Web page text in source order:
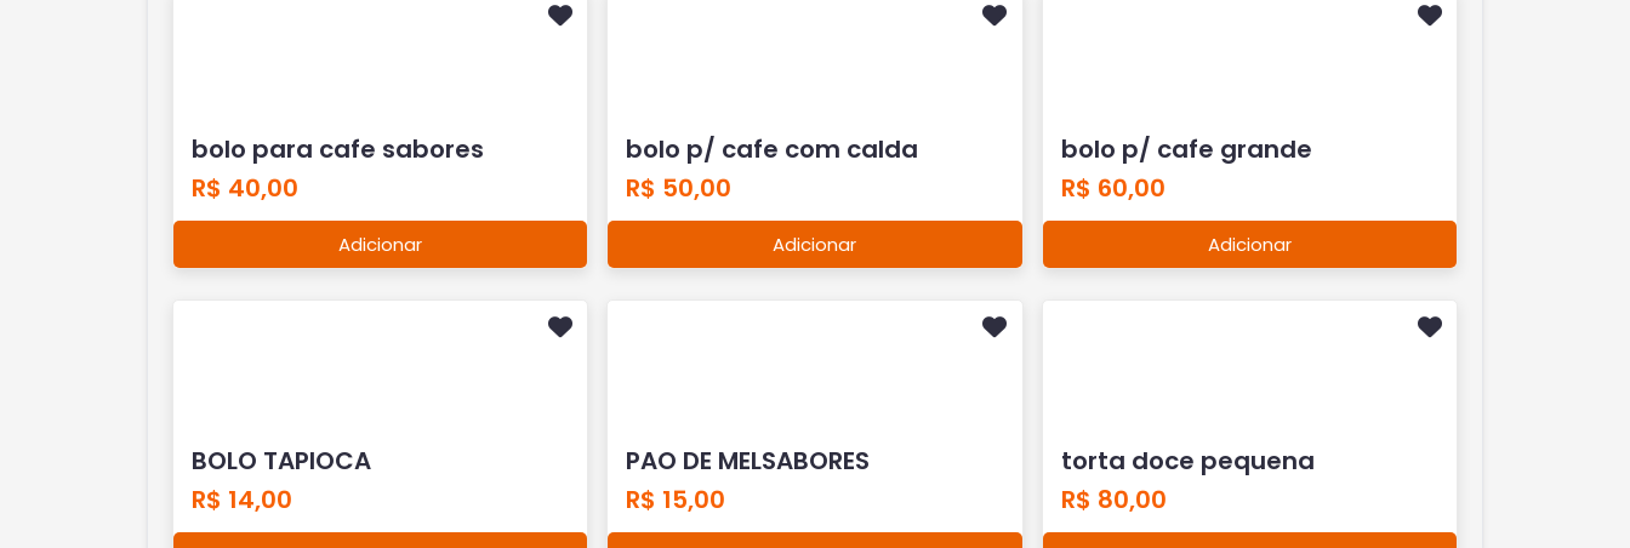
bolo para cafe sabores
R$ 40,00
Adicionar
bolo p/ cafe com calda
R$ 50,00
Adicionar
bolo p/ cafe grande
R$ 60,00
Adicionar
BOLO TAPIOCA
R$ 14,00
PAO DE MELSABORES
R$ 15,00
torta doce pequena
R$ 80,00